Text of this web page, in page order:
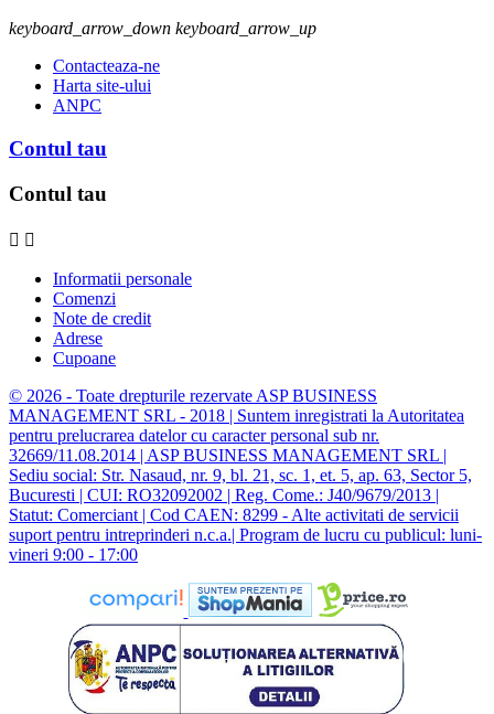
keyboard_arrow_down keyboard_arrow_up
Contacteaza-ne
Harta site-ului
ANPC
Contul tau
Contul tau
 
Informatii personale
Comenzi
Note de credit
Adrese
Cupoane
© 2026 - Toate drepturile rezervate ASP BUSINESS
MANAGEMENT SRL - 2018 | Suntem inregistrati la Autoritatea
pentru prelucrarea datelor cu caracter personal sub nr.
32669/11.08.2014 | ASP BUSINESS MANAGEMENT SRL |
Sediu social: Str. Nasaud, nr. 9, bl. 21, sc. 1, et. 5, ap. 63, Sector 5,
Bucuresti | CUI: RO32092002 | Reg. Come.: J40/9679/2013 |
Statut: Comerciant | Cod CAEN: 8299 - Alte activitati de servicii
suport pentru intreprinderi n.c.a.| Program de lucru cu publicul: luni-
vineri 9:00 - 17:00